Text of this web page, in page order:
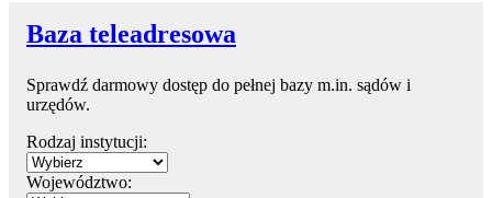
Baza teleadresowa
Sprawdź darmowy dostęp do pełnej bazy m.in. sądów i
urzędów.
Rodzaj instytucji:
Województwo: